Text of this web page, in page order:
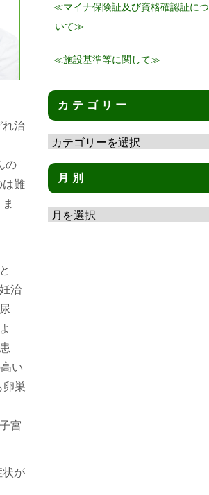
れ治
の
は難
治
い
卵巣
宮
状が
≪マイナ保険証及び資格確認証につ
いて≫
≪施設基準等に関して≫
カテゴリー
テ
ゴ
リ
ー
月別
別